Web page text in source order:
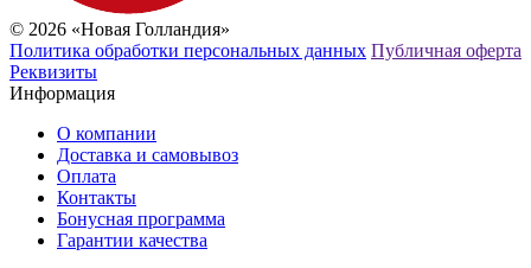
© 2026 «Новая Голландия»
Политика обработки персональных данных Публичная оферта
Реквизиты
Информация
О компании
Доставка и самовывоз
Оплата
Контакты
Бонусная программа
Гарантии качества